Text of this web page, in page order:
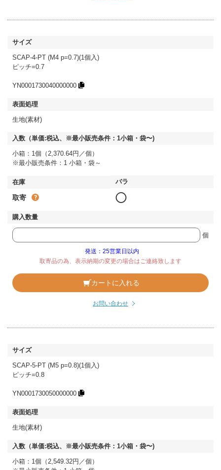
SCAP-4-PT (M4 p=0.7)(1個入)
ピッチ=0.7
YN0001730040000000
生地(素材)
小箱：1個（2,370.64円／個）
※最小販売条件：1 小箱・袋～
取寄 ◯
個
発送：25営業日以内
取寄品の為、表示納期の変更の場合はご連絡致します
カートに入れる
お問い合わせ
SCAP-5-PT (M5 p=0.8)(1個入)
ピッチ=0.8
YN0001730050000000
生地(素材)
小箱：1個（2,549.32円／個）